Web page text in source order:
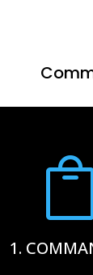
1.